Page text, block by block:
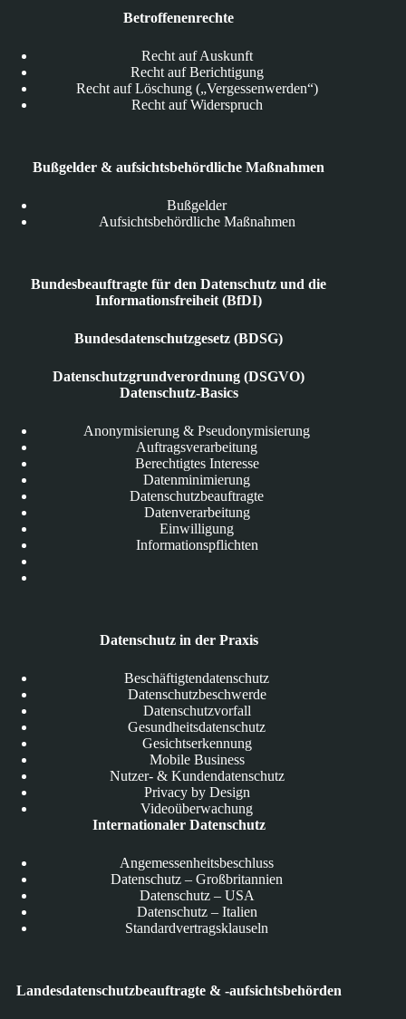
Betroffenenrechte
Recht auf Auskunft
Recht auf Berichtigung
Recht auf Löschung („Vergessenwerden“)
Recht auf Widerspruch
Bußgelder & aufsichtsbehördliche Maßnahmen
Bußgelder
Aufsichtsbehördliche Maßnahmen
Bundesbeauftragte für den Datenschutz und die
Informationsfreiheit (BfDI)
Bundesdatenschutzgesetz (BDSG)
Datenschutzgrundverordnung (DSGVO)
Datenschutz-Basics
Anonymisierung & Pseudonymisierung
Auftragsverarbeitung
Berechtigtes Interesse
Datenminimierung
Datenschutzbeauftragte
Datenverarbeitung
Einwilligung
Informationspflichten
Datenschutz in der Praxis
Beschäftigtendatenschutz
Datenschutzbeschwerde
Datenschutzvorfall
Gesundheitsdatenschutz
Gesichtserkennung
Mobile Business
Nutzer- & Kundendatenschutz
Privacy by Design
Videoüberwachung
Internationaler Datenschutz
Angemessenheitsbeschluss
Datenschutz – Großbritannien
Datenschutz – USA
Datenschutz – Italien
Standardvertragsklauseln
Landesdatenschutzbeauftragte & -aufsichtsbehörden